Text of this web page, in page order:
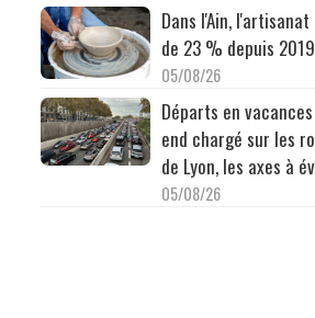
Dans l'Ain,
de 23 % depuis 2019
05/08/26
Départs en
end chargé sur les
de Lyon, les axes à
05/08/26